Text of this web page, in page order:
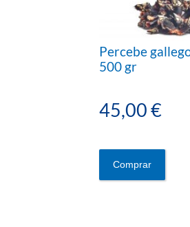
Percebe
500 gr
45,00 €
Comprar